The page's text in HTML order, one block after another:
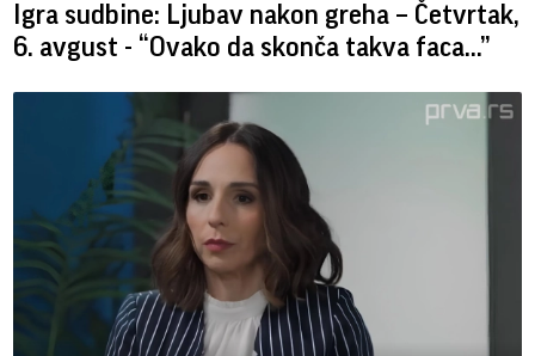
Igra sudbine: Ljubav nakon greha – Četvrtak,
6. avgust - “Ovako da skonča takva faca…”